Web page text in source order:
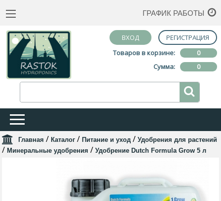
ГРАФИК РАБОТЫ
ВХОД
РЕГИСТРАЦИЯ
Товаров в корзине:
0
Сумма:
0
Главная / Каталог / Питание и уход / Удобрения для растений
/ Минеральные удобрения / Удобрение Dutch Formula Grow 5 л